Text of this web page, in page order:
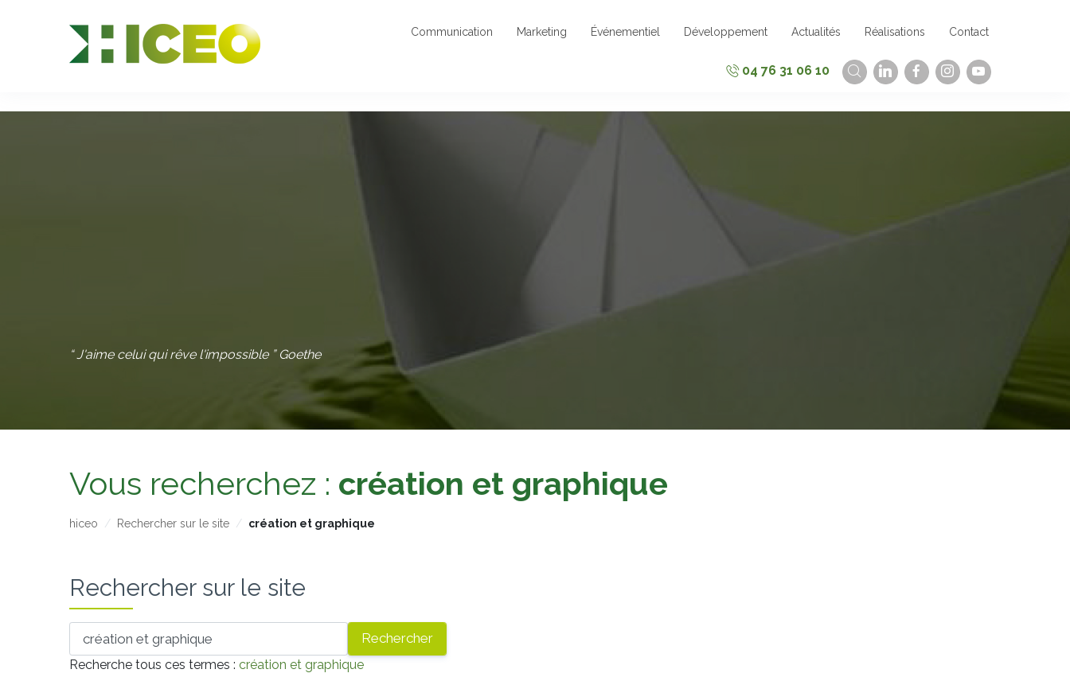
Communication Marketing Événementiel Développement Actualités Réalisations Contact
04 76 31 06 10
“ J'aime celui qui rêve l'impossible ” Goethe
Vous recherchez : création et graphique
hiceo Rechercher sur le site création et graphique
Rechercher sur le site
Votre recherche
Recherche tous ces termes : création et graphique